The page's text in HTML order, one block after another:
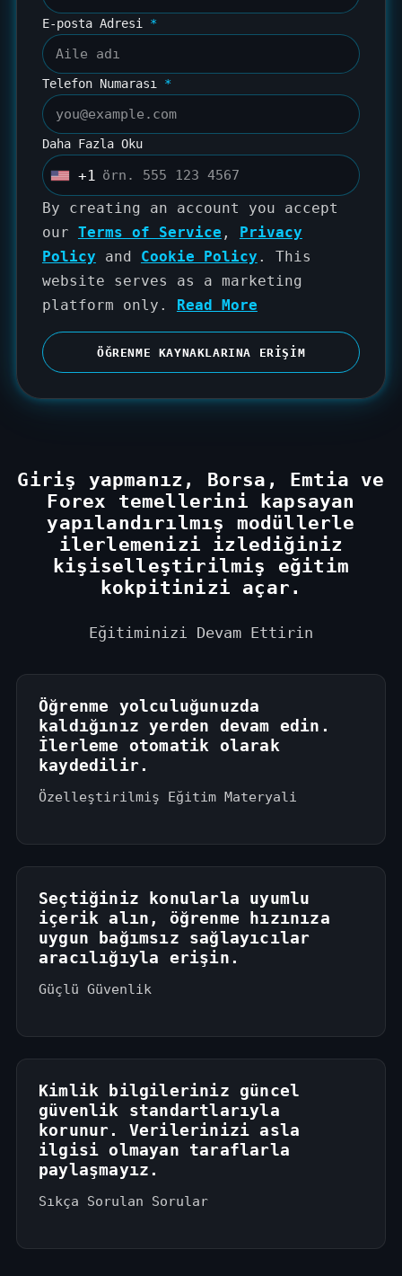
E-posta Adresi *
Telefon Numarası *
Daha Fazla Oku
U
i
t
e
d
S
a
t
+
1
+1
By creating an account you accept
our Terms of Service ,
Privacy
Policy and Cookie Policy . This
website serves as a marketing
platform only.
Read More
ÖĞRENME KAYNAKLARINA ERIŞIM
Giriş yapmanız, Borsa, Emtia ve
Forex temellerini kapsayan
yapılandırılmış modüllerle
ilerlemenizi izlediğiniz
kişiselleştirilmiş eğitim
kokpitinizi açar.
Eğitiminizi Devam Ettirin
Öğrenme yolculuğunuzda
kaldığınız yerden devam edin.
İlerleme otomatik olarak
kaydedilir.
Özelleştirilmiş Eğitim Materyali
Seçtiğiniz konularla uyumlu
içerik alın, öğrenme hızınıza
uygun bağımsız sağlayıcılar
aracılığıyla erişin.
Güçlü Güvenlik
Kimlik bilgileriniz güncel
güvenlik standartlarıyla
korunur. Verilerinizi asla
ilgisi olmayan taraflarla
paylaşmayız.
Sıkça Sorulan Sorular